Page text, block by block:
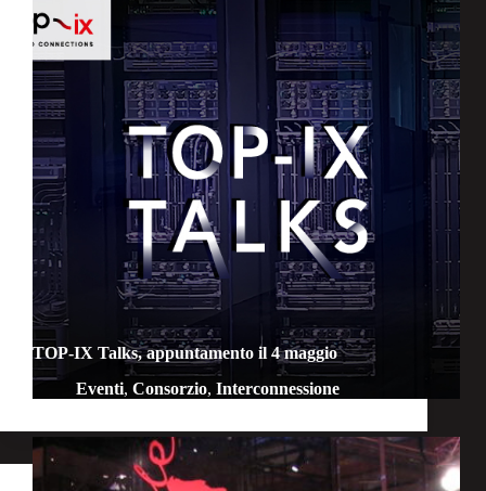
TOP-IX Talks, appuntamento il 4 maggio
Eventi, Consorzio, Interconnessione